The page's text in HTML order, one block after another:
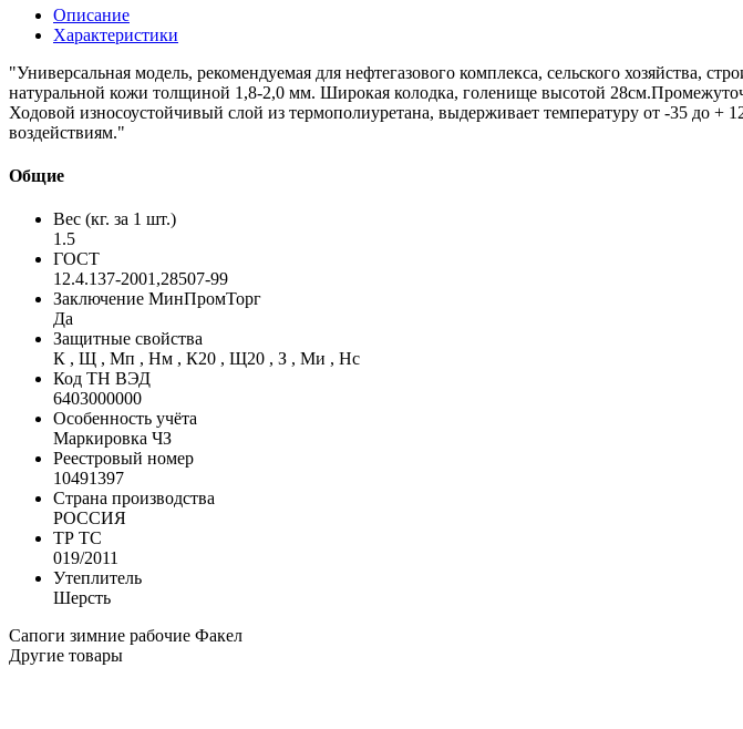
Описание
Характеристики
"Универсальная модель, рекомендуемая для нефтегазового комплекса, сельского хозяйства,
натуральной кожи толщиной 1,8-2,0 мм. Широкая колодка, голенище высотой
Ходовой износоустойчивый слой из термополиуретана, выдерживает температуру от -35 до
воздействиям."
Общие
Вес (кг. за 1 шт.)
1.5
ГОСТ
12.4.137-2001,28507-99
Заключение МинПромТорг
Да
Защитные свойства
К , Щ , Мп , Нм , К20 , Щ20 , З , Ми , Нс
Код ТН ВЭД
6403000000
Особенность учёта
Маркировка ЧЗ
Реестровый номер
10491397
Страна производства
РОССИЯ
ТР ТС
019/2011
Утеплитель
Шерсть
Сапоги зимние рабочие Факел
Другие товары